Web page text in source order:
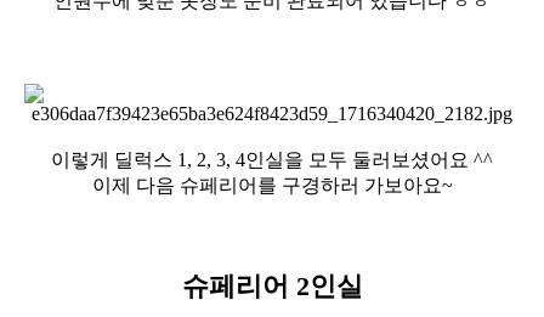
이렇게 딜럭스 1, 2, 3, 4인실을 모두 둘러보셨어요 ^^
이제 다음 슈페리어를 구경하러 가보아요~
슈페리어 2인실